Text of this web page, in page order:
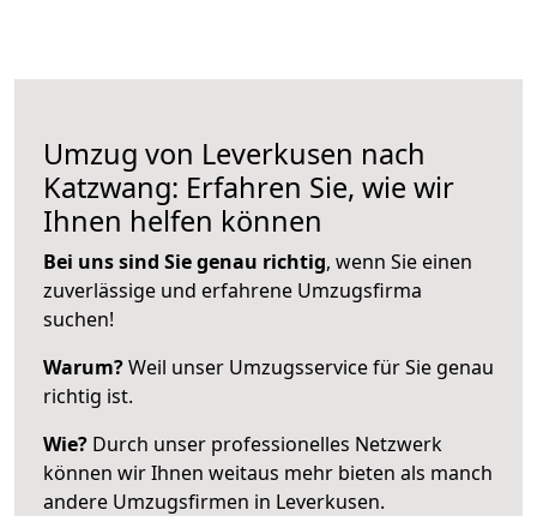
Umzug von Leverkusen nach
Katzwang: Erfahren Sie, wie wir
Ihnen helfen können
Bei uns sind Sie genau richtig, wenn Sie einen
zuverlässige und erfahrene Umzugsfirma
suchen!
Warum?Weil unser Umzugsservice für Sie genau
richtig ist.
Wie? Durch unser professionelles Netzwerk
können wir Ihnen weitaus mehr bieten als manch
andere Umzugsfirmen in Leverkusen.